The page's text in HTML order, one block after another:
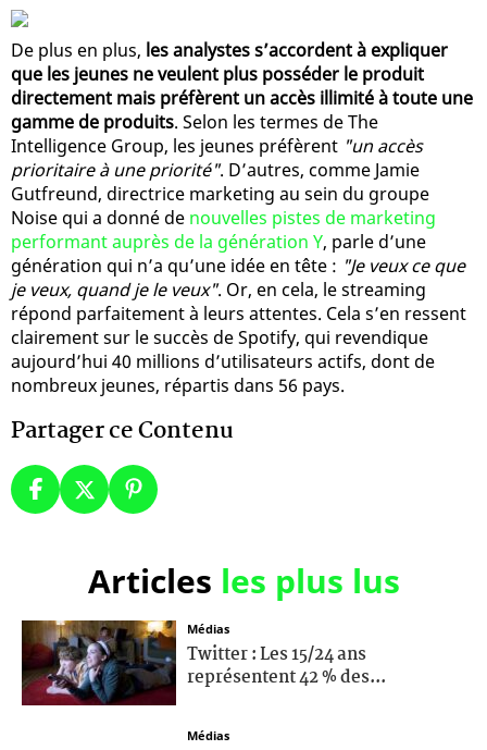
De plus en plus, les analystes s’accordent à expliquer
que les jeunes ne veulent plus posséder le produit
directement mais préfèrent un accès illimité à toute une
gamme de produits. Selon les termes de The
Intelligence Group, les jeunes préfèrent "un accès
prioritaire à une priorité". D’autres, comme Jamie
Gutfreund, directrice marketing au sein du groupe
Noise qui a donné de nouvelles pistes de marketing
performant auprès de la génération Y, parle d’une
génération qui n’a qu’une idée en tête : "Je veux ce que
je veux, quand je le veux". Or, en cela, le streaming
répond parfaitement à leurs attentes. Cela s’en ressent
clairement sur le succès de Spotify, qui revendique
aujourd’hui 40 millions d’utilisateurs actifs, dont de
nombreux jeunes, répartis dans 56 pays.
Partager ce Contenu
Articles les plus lus
Médias
Twitter : Les 15/24 ans
représentent 42 % des...
Médias